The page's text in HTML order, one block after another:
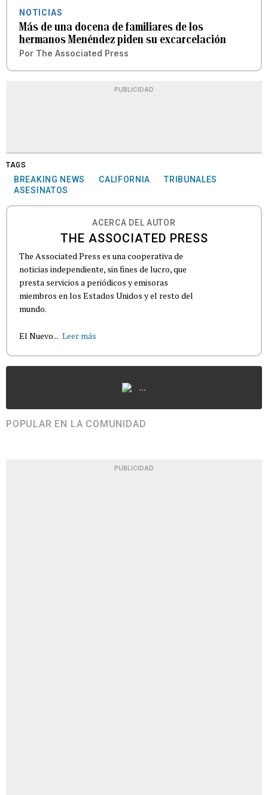
NOTICIAS
Más de una docena de familiares de los
hermanos Menéndez piden su excarcelación
Por The Associated Press
PUBLICIDAD
TAGS
BREAKING NEWS CALIFORNIA
TRIBUNALES
ASESINATOS
ACERCA DEL AUTOR
THE ASSOCIATED PRESS
The Associated Press es una cooperativa de
noticias independiente, sin fines de lucro, que
presta servicios a periódicos y emisoras
miembros en los Estados Unidos y el resto del
mundo.
El Nuevo... Leer más
...
POPULAR EN LA COMUNIDAD
PUBLICIDAD